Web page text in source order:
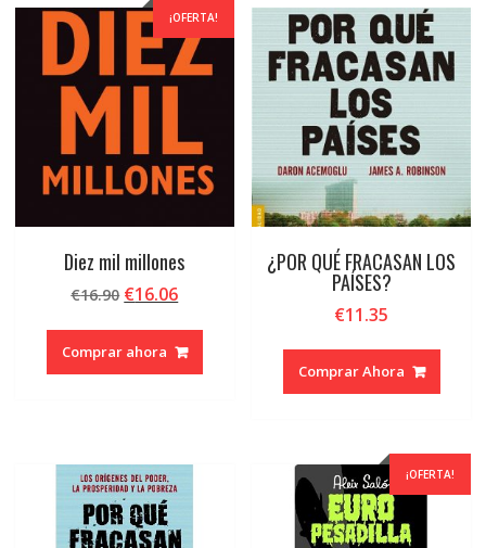
¡OFERTA!
Diez mil millones
€16.90 El
original
era:
€16.06El
actual
es:
Comprar ahora
¿POR QUÉ FRACASAN LOS
PAÍSES?
€11.35
Comprar Ahora
¡OFERTA!